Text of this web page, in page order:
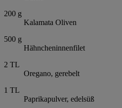
200 g
Kalamata Oliven
500 g
Hähncheninnenfilet
2 TL
Oregano, gerebelt
1 TL
Paprikapulver, edelsüß